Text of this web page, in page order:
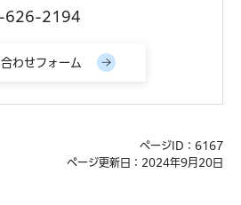
626-2194
ページID：6167
ページ更新日：2024年9月20日